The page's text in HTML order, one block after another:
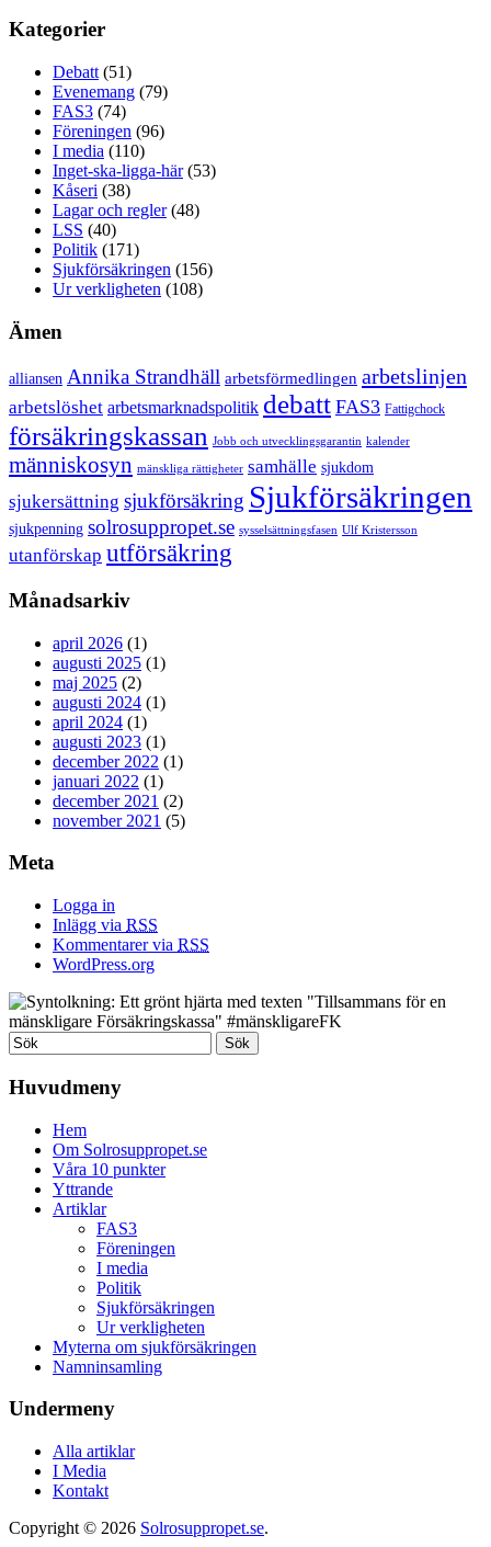
Kategorier
Debatt (51)
Evenemang (79)
FAS3 (74)
Föreningen (96)
I media (110)
Inget-ska-ligga-här(53)
Kåseri (38)
Lagar och regler(48)
LSS (40)
Politik (171)
Sjukförsäkringen (156)
Ur verkligheten (108)
Ämen
alliansen Annika Strandhäll arbetsförmedlingen arbetslinjen
arbetslöshet arbetsmarknadspolitik debatt FAS3 Fattigchock
försäkringskassan Jobb och utvecklingsgarantin kalender
människosyn mänskliga rättigheter samhälle sjukdom
sjukersättning sjukförsäkring Sjukförsäkringen
sjukpenning solrosuppropet.se sysselsättningsfasen Ulf Kristersson
utanförskap utförsäkring
Månadsarkiv
april 2026 (1)
augusti 2025 (1)
maj 2025 (2)
augusti 2024 (1)
april 2024 (1)
augusti 2023 (1)
december 2022 (1)
januari 2022 (1)
december 2021 (2)
november 2021 (5)
Meta
Logga in
Inlägg via RSS
Kommentarer via RSS
WordPress.org
Huvudmeny
Hem
Om Solrosuppropet.se
Våra 10 punkter
Yttrande
Artiklar
FAS3
Föreningen
I media
Politik
Sjukförsäkringen
Ur verkligheten
Myterna om sjukförsäkringen
Namninsamling
Undermeny
Alla artiklar
I Media
Kontakt
Copyright © 2026 Solrosuppropet.se.